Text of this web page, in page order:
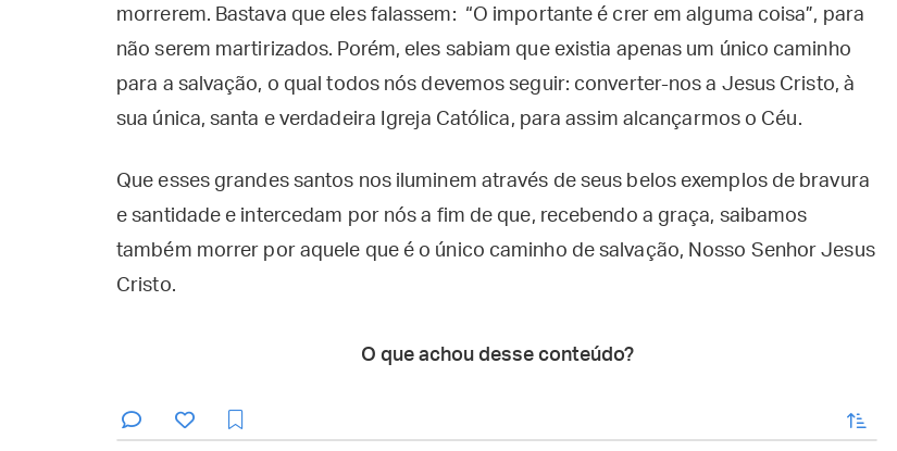
morrerem. Bastava que eles falassem: “O importante é crer em alguma coisa”, para
não serem martirizados. Porém, eles sabiam que existia apenas um único caminho
para a salvação, o qual todos nós devemos seguir: converter-nos a Jesus Cristo, à
sua única, santa e verdadeira Igreja Católica, para assim alcançarmos o Céu.
Que esses grandes santos nos iluminem através de seus belos exemplos de bravura
e santidade e intercedam por nós a fim de que, recebendo a graça, saibamos
também morrer por aquele que é o único caminho de salvação, Nosso Senhor Jesus
Cristo.
O que achou desse conteúdo?
enviar